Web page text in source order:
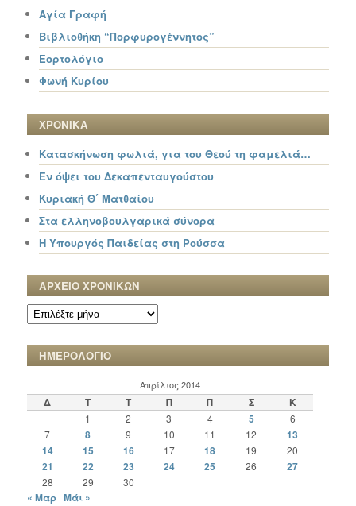
Αγία Γραφή
Βιβλιοθήκη “Πορφυρογέννητος”
Εορτολόγιο
Φωνή Κυρίου
ΧΡΟΝΙΚΑ
Κατασκήνωση φωλιά, για του Θεού τη φαμελιά…
Εν όψει του Δεκαπενταυγούστου
Κυριακή Θ΄ Ματθαίου
Στα ελληνοβουλγαρικά σύνορα
Η Υπουργός Παιδείας στη Ρούσσα
ΑΡΧΕΙΟ ΧΡΟΝΙΚΩΝ
ΑΡΧΕΙΟ
ΧΡΟΝΙΚΩΝ
ΗΜΕΡΟΛΟΓΙΟ
Απρίλιος 2014
Δ Τ Τ Π Π Σ Κ
1 2 3 4 5
6
7
8 9 10 11 12
13
14
15 16 17 18 19 20
21 22 23 24 25 26 27
28 29 30
« Μαρ Μάι »